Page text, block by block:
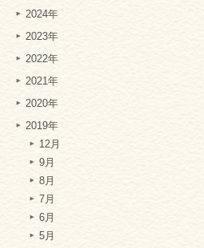
2024年
2023年
2022年
2021年
2020年
2019年
12月
9月
8月
7月
6月
5月